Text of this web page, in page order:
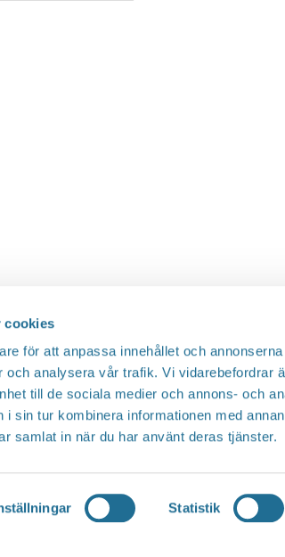
cookies
för att anpassa innehållet och
och analysera vår trafik. Vi vidarebefordrar
till de sociala medier och annons- och
i sin tur kombinera informationen med
samlat in när du har använt deras tjänster.
Statistik